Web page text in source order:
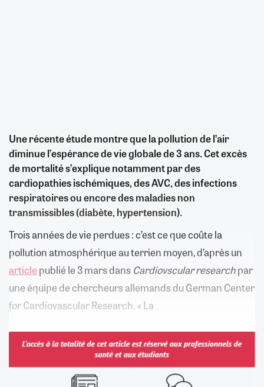
Une récente étude montre que la pollution de l’air
diminue l’espérance de vie globale de 3 ans. Cet excès
de mortalité s’explique notamment par des
cardiopathies ischémiques, des AVC, des infections
respiratoires ou encore des maladies non
transmissibles (diabète, hypertension).
Trois années de vie perdues : c’est ce que coûte la
pollution atmosphérique au terrien moyen, d’après un
article publié le 3 mars dans Cardiovscular researchpar
une équipe de chercheurs allemands du German Center
for Cardiovascular Research. « La